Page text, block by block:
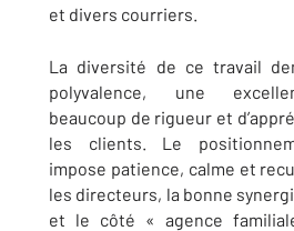
et divers courriers.
La diversité de ce travail
polyvalence, une
beaucoup de rigueur et
les clients. Le
impose patience, calme et
les directeurs, la bonne
et le côté « agence